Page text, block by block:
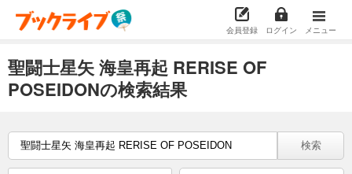
会員登録 ログイン メニュー
聖闘士星矢 海皇再起 RERISE OF
POSEIDONの検索結果
検索